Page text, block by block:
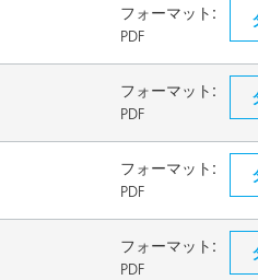
フォーマット:
PDF
フォーマット:
PDF
フォーマット:
PDF
フォーマット:
PDF